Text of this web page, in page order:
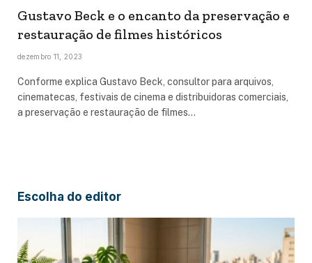
Gustavo Beck e o encanto da preservação e
restauração de filmes históricos
dezembro 11, 2023
Conforme explica Gustavo Beck, consultor para arquivos,
cinematecas, festivais de cinema e distribuidoras comerciais,
a preservação e restauração de filmes…
Escolha do editor